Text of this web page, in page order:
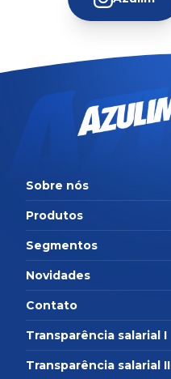
Sobre nós
Produtos
Segmentos
Novidades
Contato
Transparência salarial I
Transparência salarial II